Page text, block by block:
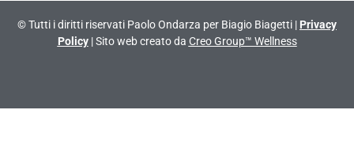
© Tutti i diritti riservati Paolo Ondarza per Biagio Biagetti | Privacy
Policy| Sito web creato da Creo Group™ Wellness